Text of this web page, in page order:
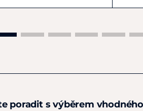
poradit s výběrem